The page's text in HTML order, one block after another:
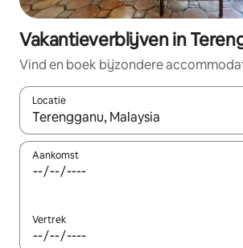
Vakantieverblijven in
Vind en boek bijzondere
Locatie
Wanneer er resultaten beschikbaar
Aankomst
Vertrek